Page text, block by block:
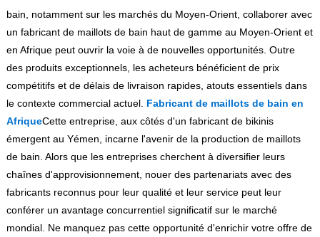
bain, notamment sur les marchés du Moyen-Orient, collaborer avec
un fabricant de maillots de bain haut de gamme au Moyen-Orient et
en Afrique peut ouvrir la voie à de nouvelles opportunités. Outre
des produits exceptionnels, les acheteurs bénéficient de prix
compétitifs et de délais de livraison rapides, atouts essentiels dans
le contexte commercial actuel. Fabricant de maillots de bain en
AfriqueCette entreprise, aux côtés d'un fabricant de bikinis
émergent au Yémen, incarne l'avenir de la production de maillots
de bain. Alors que les entreprises cherchent à diversifier leurs
chaînes d'approvisionnement, nouer des partenariats avec des
fabricants reconnus pour leur qualité et leur service peut leur
conférer un avantage concurrentiel significatif sur le marché
mondial. Ne manquez pas cette opportunité d'enrichir votre offre de